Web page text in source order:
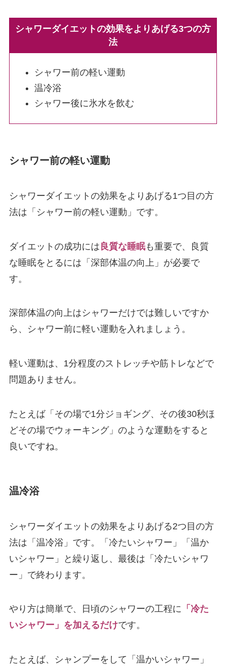
シャワーダイエットの効果をよりあげる3つの方
法
シャワー前の軽い運動
温冷浴
シャワー後に氷水を飲む
シャワー前の軽い運動
シャワーダイエットの効果をよりあげる1つ目の方
法は「シャワー前の軽い運動」です。
ダイエットの成功には 良質な睡眠も重要で、良質
な睡眠をとるには「深部体温の向上」が必要で
す。
深部体温の向上はシャワーだけでは難しいですか
ら、シャワー前に軽い運動を入れましょう。
軽い運動は、1分程度のストレッチや筋トレなどで
問題ありません。
たとえば「その場で1分ジョギング、その後30秒ほ
どその場でウォーキング」のような運動をすると
良いですね。
温冷浴
シャワーダイエットの効果をよりあげる2つ目の方
法は「温冷浴」です。「冷たいシャワー」「温か
いシャワー」と繰り返し、最後は「冷たいシャワ
ー」で終わります。
やり方は簡単で、日頃のシャワーの工程に 「冷た
いシャワー」を加えるだけです。
たとえば、シャンプーをして「温かいシャワー」